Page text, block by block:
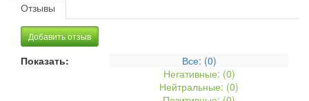
Отзывы
Добавить отзыв
Показать: Все: (0)
Негативные: (0)
Нейтральные: (0)